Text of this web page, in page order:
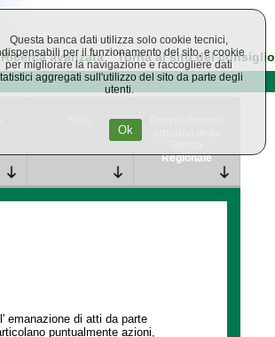
Ricerca avanzata Torna al sito del consiglio
Regionale
emanazione di atti da parte
puntualmente azioni,
Questa banca dati utilizza solo cookie tecnici,
per il funzionamento del sito, e cookie
per migliorare la navigazione e raccogliere dati
aggregati sull'utilizzo del sito da parte degli
utenti.
Ok